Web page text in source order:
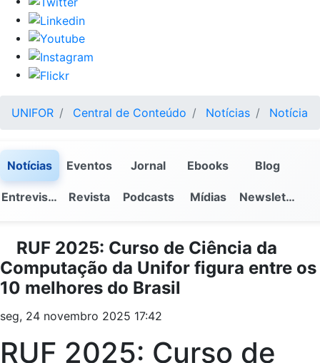
UNIFOR Central de Conteúdo Notícias Notícia
Notícias Eventos Jornal Ebooks Blog
Entrevistas Revista Podcasts Mídias Newsletter
RUF 2025: Curso de Ciência da
Computação da Unifor figura entre os
10 melhores do Brasil
seg, 24 novembro 2025 17:42
RUF 2025: Curso de